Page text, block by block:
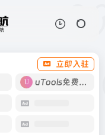
立即入驻
uTools免费工具箱